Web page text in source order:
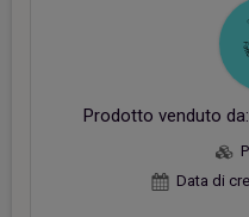
Prodotto venduto da:
Data di